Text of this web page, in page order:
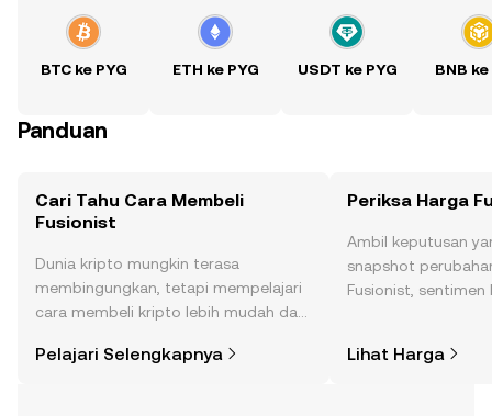
BTC ke PYG ETH ke PYG USDT ke PYG BNB ke
Panduan
Cari Tahu Cara Membeli
Fusionist
Dunia kripto mungkin terasa
membingungkan, tetapi mempelajari
cara membeli kripto lebih mudah dari
di aplikasi seluler OKX, atau di sini di
Pelajari Selengkapnya
Periksa Harga
Ambil keputusan
snapshot
Fusionist,
Lihat Harga